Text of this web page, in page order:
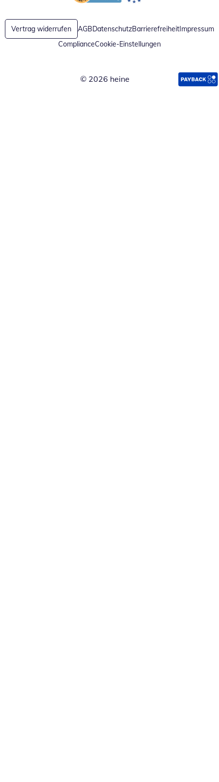
Öffnet in neuem FensterÖffnet in neuem Fenster
Vertrag widerrufen AGBDatenschutzBarrierefreiheitImpressum
ComplianceCookie-Einstellungen
© 2026 heine